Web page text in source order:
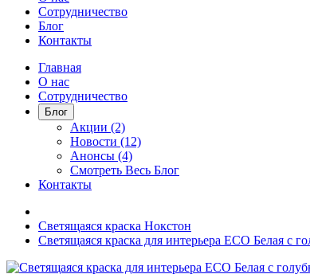
Сотрудничество
Блог
Контакты
Главная
О нас
Сотрудничество
Блог
Акции (2)
Новости (12)
Анонсы (4)
Смотреть Весь Блог
Контакты
Светящаяся краска Нокстон
Светящаяся краска для интерьера ECO Белая с